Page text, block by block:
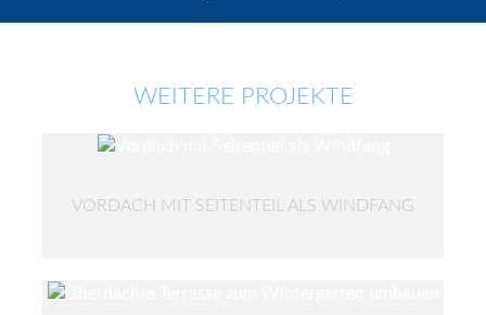
WEITERE PROJEKTE
VORDACH MIT SEITENTEIL ALS WINDFANG